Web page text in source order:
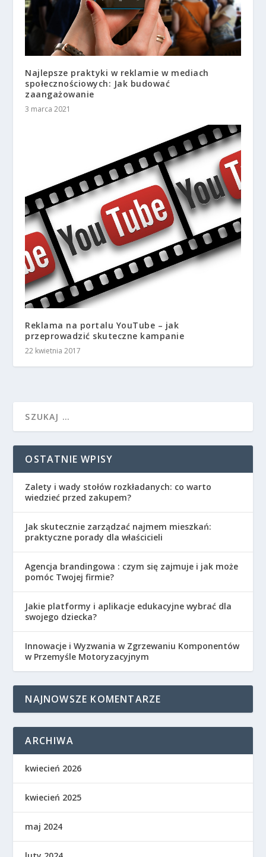
Najlepsze praktyki w reklamie w mediach
społecznościowych: Jak budować
zaangażowanie
3 marca 2021
Reklama na portalu YouTube – jak
przeprowadzić skuteczne kampanie
22 kwietnia 2017
OSTATNIE WPISY
Zalety i wady stołów rozkładanych: co warto
wiedzieć przed zakupem?
Jak skutecznie zarządzać najmem mieszkań:
praktyczne porady dla właścicieli
Agencja brandingowa : czym się zajmuje i jak może
pomóc Twojej firmie?
Jakie platformy i aplikacje edukacyjne wybrać dla
swojego dziecka?
Innowacje i Wyzwania w Zgrzewaniu Komponentów
w Przemyśle Motoryzacyjnym
NAJNOWSZE KOMENTARZE
ARCHIWA
kwiecień 2026
kwiecień 2025
maj 2024